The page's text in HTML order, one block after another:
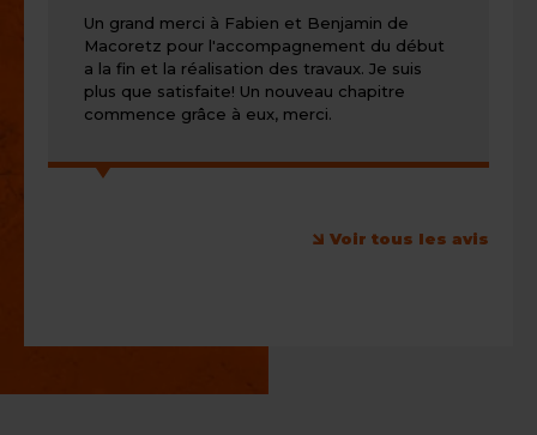
Un grand merci à Fabien et Benjamin de
Macoretz pour l'accompagnement du début
a la fin et la réalisation des travaux. Je suis
plus que satisfaite! Un nouveau chapitre
commence grâce à eux, merci.
Voir tous les avis